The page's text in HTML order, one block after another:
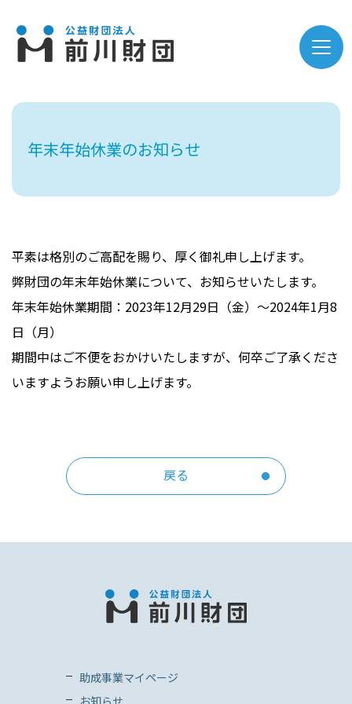
年末年始休業のお知らせ
平素は格別のご高配を賜り、厚く御礼申し上げます。
弊財団の年末年始休業について、お知らせいたします。
年末年始休業期間：2023年12月29日（金）～2024年1月8
日（月）
期間中はご不便をおかけいたしますが、何卒ご了承くださ
いますようお願い申し上げます。
戻る
助成事業マイページ
お知らせ